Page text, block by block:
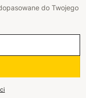
do Twojego